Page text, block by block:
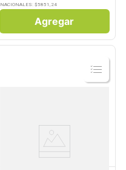
NACIONALES: $5851,24
Agregar
Ver
Producto